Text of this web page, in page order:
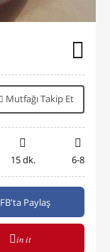
Mutfağı Takip Et
15 dk. 6-8
FB'ta Paylaş
in it